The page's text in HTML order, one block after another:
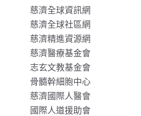
慈濟全球資訊網
慈濟全球社區網
慈濟精進資源網
慈濟醫療基金會
志玄文教基金會
骨髓幹細胞中心
慈濟國際人醫會
國際人道援助會